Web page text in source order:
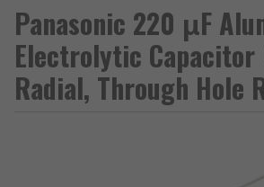
Panasonic 220 μF
Electrolytic Capacitor
Radial, Through Hole